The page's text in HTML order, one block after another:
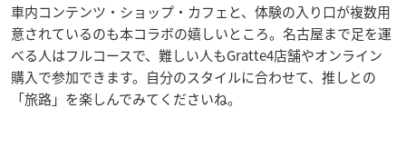
車内コンテンツ・ショップ・カフェと、体験の入り口が複数用
意されているのも本コラボの嬉しいところ。名古屋まで足を運
べる人はフルコースで、難しい人もGratte4店舗やオンライン
購入で参加できます。自分のスタイルに合わせて、推しとの
「旅路」を楽しんでみてくださいね。